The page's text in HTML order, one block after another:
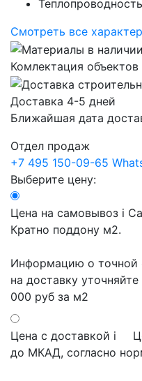
Смотреть все
Комлектация объектов
Доставка 4-5 дней
Ближайшая дата
Отдел продаж
+7 495 150-09-65
Выберите цену:
Цена на самовывоз i
Кратно поддону м2.
Информацию о точной
на доставку
000 руб за м2
Цена с доставкой i
до МКАД, согласно